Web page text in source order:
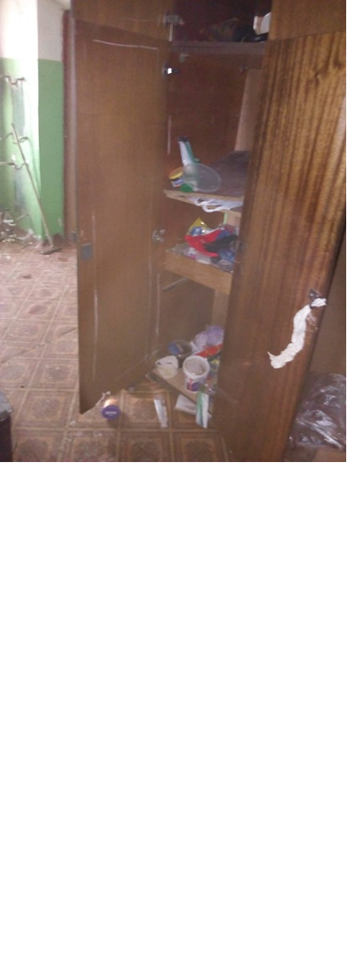
Перейти к основному содержанию